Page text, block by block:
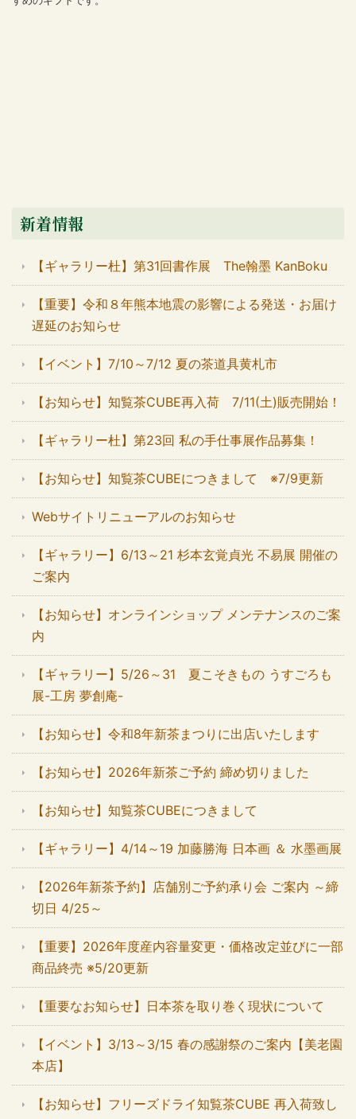
新着情報
【ギャラリー杜】第31回書作展 The翰墨 KanBoku
【重要】令和８年熊本地震の影響による発送・お届け
遅延のお知らせ
【イベント】7/10～7/12 夏の茶道具黄札市
【お知らせ】知覧茶CUBE再入荷 7/11(土)販売開始！
【ギャラリー杜】第23回 私の手仕事展作品募集！
【お知らせ】知覧茶CUBEにつきまして ※7/9更新
Webサイトリニューアルのお知らせ
【ギャラリー】6/13～21 杉本玄覚貞光 不易展 開催の
ご案内
【お知らせ】オンラインショップ メンテナンスのご案
内
【ギャラリー】5/26～31 夏こそきもの うすごろも
展-工房 夢創庵-
【お知らせ】令和8年新茶まつりに出店いたします
【お知らせ】2026年新茶ご予約 締め切りました
【お知らせ】知覧茶CUBEにつきまして
【ギャラリー】4/14～19 加藤勝海 日本画 ＆ 水墨画展
【2026年新茶予約】店舗別ご予約承り会 ご案内 ～締
切日 4/25～
【重要】2026年度産内容量変更・価格改定並びに一部
商品終売 ※5/20更新
【重要なお知らせ】日本茶を取り巻く現状について
【イベント】3/13～3/15 春の感謝祭のご案内【美老園
本店】
【お知らせ】フリーズドライ知覧茶CUBE 再入荷致し